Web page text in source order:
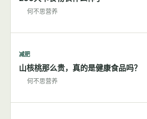
何不思营养
减肥
山核桃那么贵，真的是健康食品吗？
何不思营养